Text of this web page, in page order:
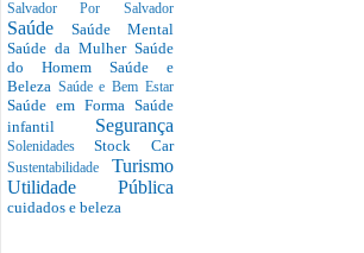
Salvador Por Salvador
Saúde Saúde Mental
Saúde da Mulher Saúde
do Homem Saúde e
Beleza Saúde e Bem Estar
Saúde em Forma Saúde
infantil Segurança
SolenidadesStock Car
Sustentabilidade Turismo
Utilidade Pública
cuidados e beleza